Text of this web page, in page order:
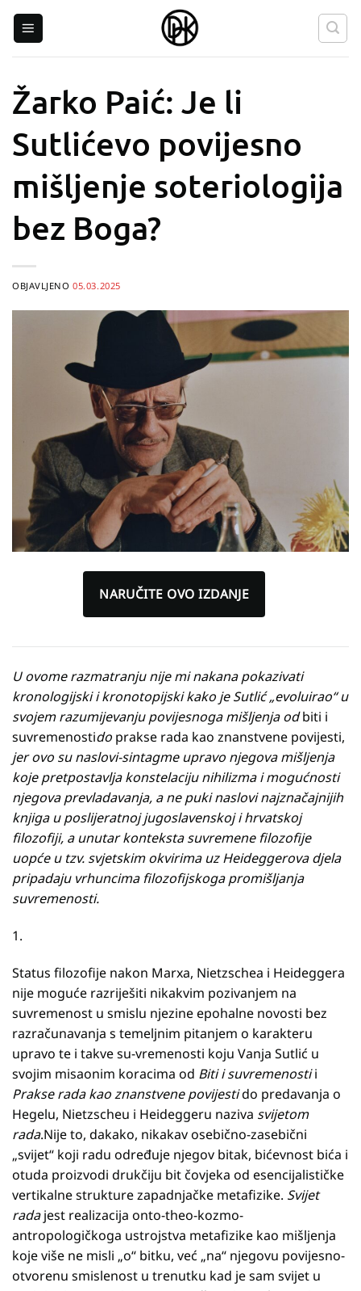
Žarko Paić: Je li
Sutlićevo povijesno
mišljenje soteriologija
bez Boga?
OBJAVLJENO05.03.2025
NARUČITE OVO IZDANJE
U ovome razmatranju nije mi nakana pokazivati
kronologijski i kronotopijski kako je Sutlić „evoluirao“ u
svojem razumijevanju povijesnoga mišljenja odbiti i
suvremenostido prakse rada kao znanstvene povijesti,
jer ovo su naslovi-sintagme upravo njegova mišljenja
koje pretpostavlja konstelaciju nihilizma i mogućnosti
njegova prevladavanja, a ne puki naslovi najznačajnijih
knjiga u poslijeratnoj jugoslavenskoj i hrvatskoj
filozofiji, a unutar konteksta suvremene filozofije
uopće u tzv. svjetskim okvirima uz Heideggerova djela
pripadaju vrhuncima filozofijskoga promišljanja
suvremenosti.
1.
Status filozofije nakon Marxa, Nietzschea i Heideggera
nije moguće razriješiti nikakvim pozivanjem na
suvremenost u smislu njezine epohalne novosti bez
razračunavanja s temeljnim pitanjem o karakteru
upravo te i takve su-vremenosti koju Vanja Sutlić u
svojim misaonim koracima od Biti i suvremenostii
Prakse rada kao znanstvene povijestido predavanja o
Hegelu, Nietzscheu i Heideggeru naziva svijetom
rada.Nije to, dakako, nikakav osebično-zasebični
„svijet“ koji radu određuje njegov bitak, bićevnost bića i
otuda proizvodi drukčiju bit čovjeka od esencijalističke
vertikalne strukture zapadnjačke metafizike. Svijet
radajest realizacija onto-theo-kozmo-
antropologičkoga ustrojstva metafizike kao mišljenja
koje više ne misli „o“ bitku, već „na“ njegovu povijesno-
otvorenu smislenost u trenutku kad je sam svijet u